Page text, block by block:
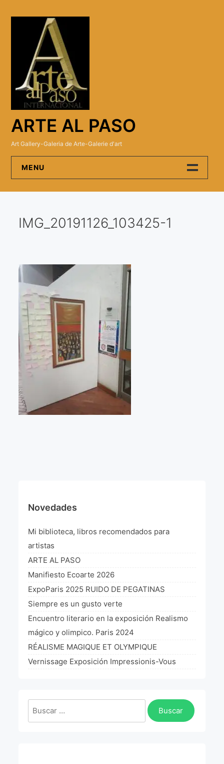
ARTE AL PASO
Art Gallery-Galeria de Arte-Galerie d'art
MENU
Artistas
Visitas a los ateliers o talleres de artistas
Presse
Qué dicen de nosotros?
Aviso legal
Política de cookies
Expositions
Bruit de gommettes Paris 2025
L’art Colombien à Paris 2019
L’art Latino-américain à Paris 2019
Reflecting Source. NY 2019
«Sincronías con sentido» Bogotá Colombia 2019
«Huellas trashumantes» New York 2018
Commissaire D’exposition
Manifiesto Ecoarte
IMG_20191126_103425-1
Novedades
Mi biblioteca, libros recomendados para
artistas
ARTE AL PASO
Manifiesto Ecoarte 2026
ExpoParis 2025 RUIDO DE PEGATINAS
Siempre es un gusto verte
Encuentro literario en la exposición Realismo
mágico y olimpico. Paris 2024
RÉALISME MAGIQUE ET OLYMPIQUE
Vernissage Exposición Impressionis-Vous
Buscar: